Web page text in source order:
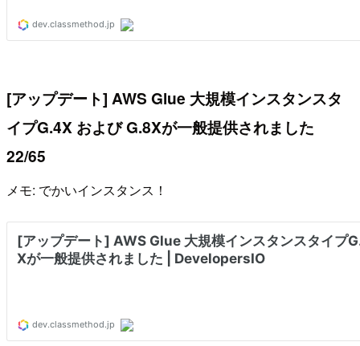
[アップデート] AWS Glue 大規模インスタンスタ
イプG.4X および G.8Xが一般提供されました
22/65
メモ: でかいインスタンス！